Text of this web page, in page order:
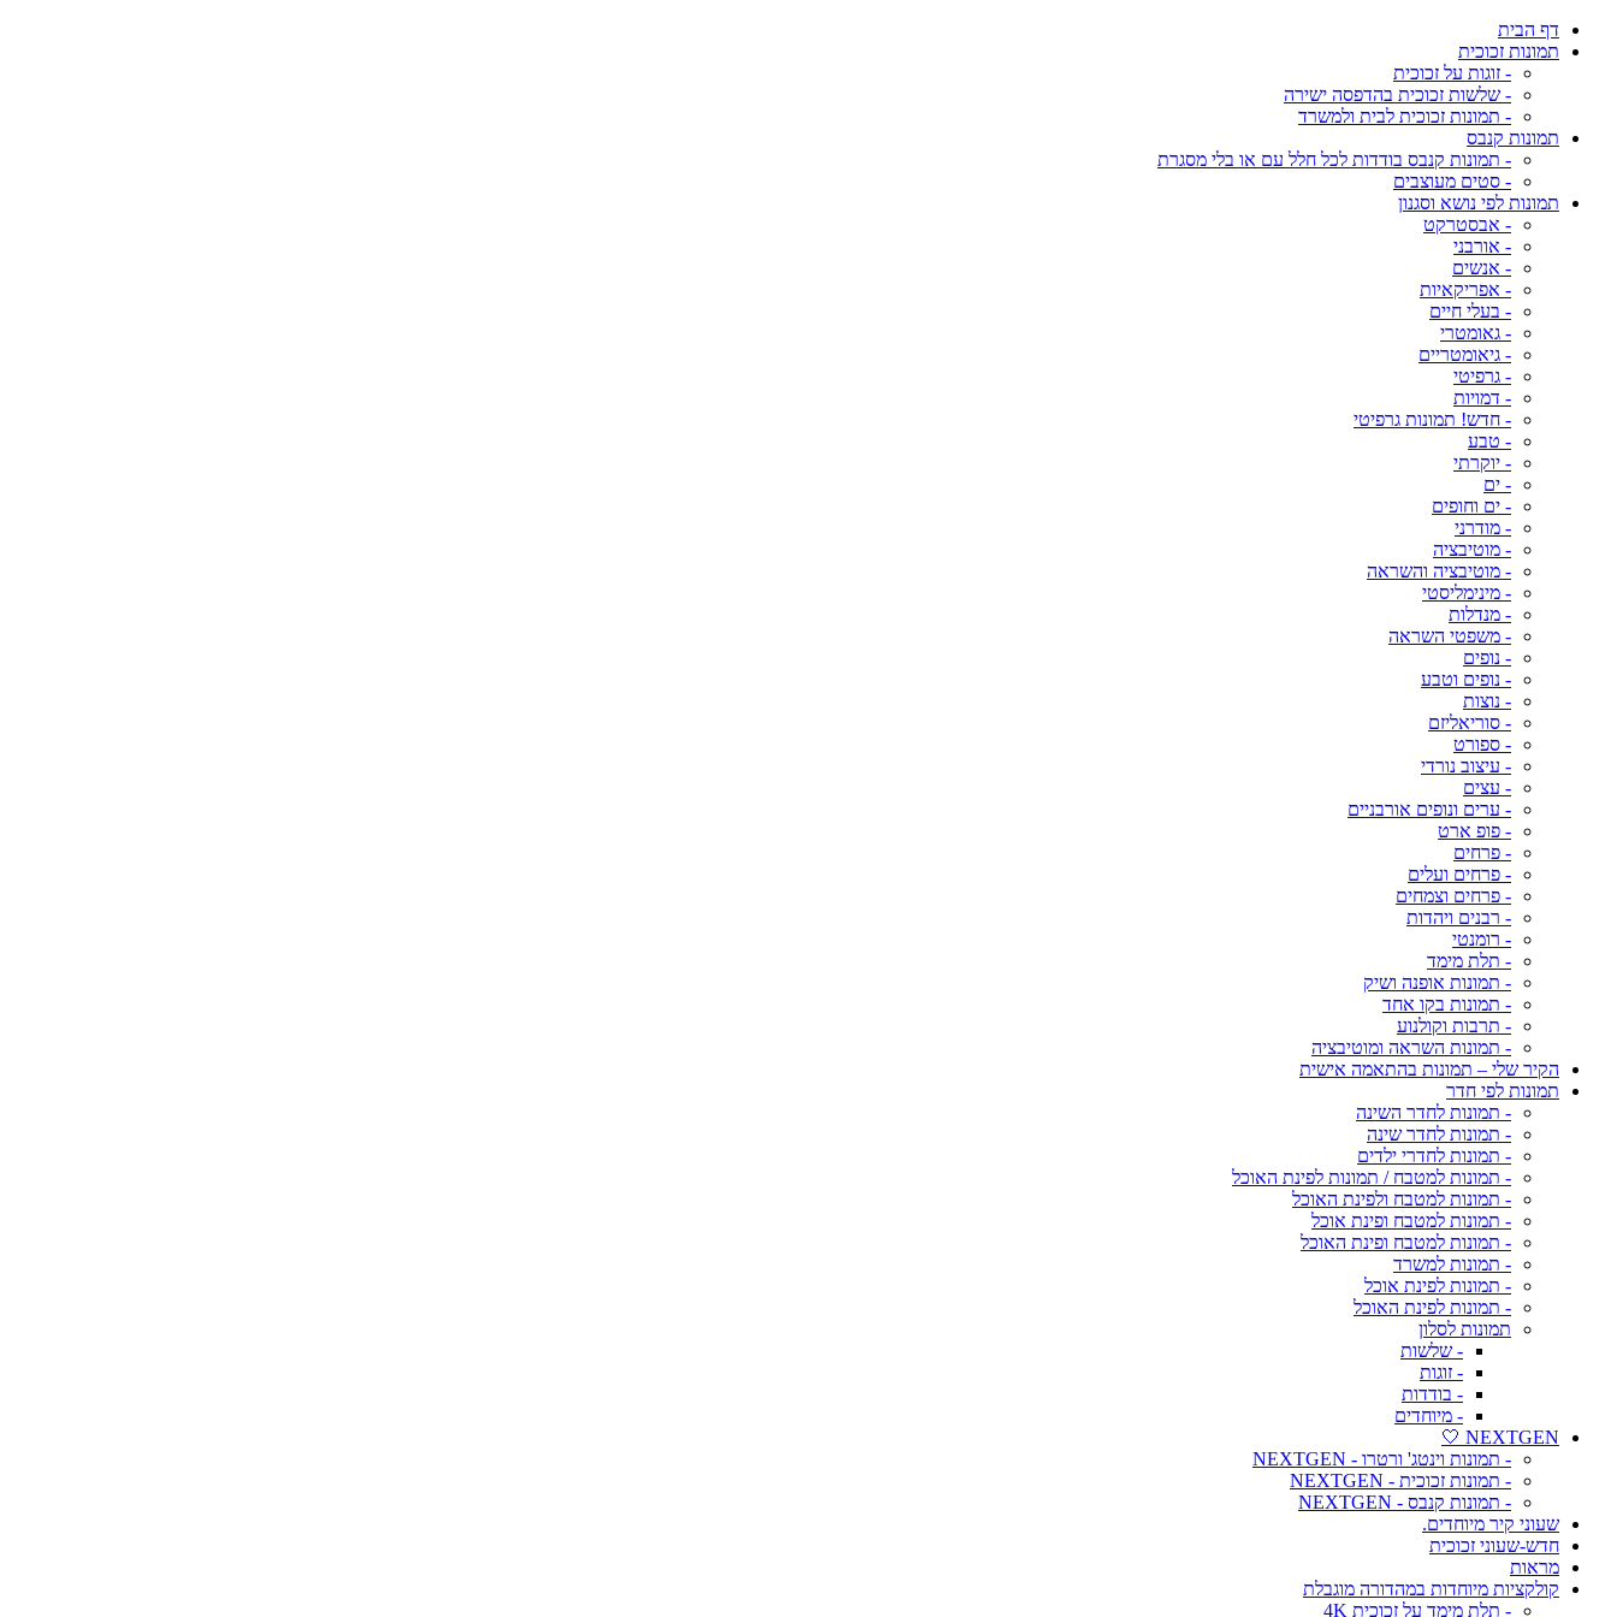
דף הבית
תמונות זכוכית
- זוגות על זכוכית
- שלשות זכוכית בהדפסה ישירה
- תמונות זכוכית לבית ולמשרד
תמונות קנבס
- תמונות קנבס בודדות לכל חלל עם או בלי מסגרת
- סטים מעוצבים
תמונות לפי נושא וסגנון
- אבסטרקט
- אורבני
- אנשים
- אפריקאיות
- בעלי חיים
- גאומטרי
- גיאומטריים
- גרפיטי
- דמויות
- חדש! תמונות גרפיטי
- טבע
- יוקרתי
- ים
- ים וחופים
- מודרני
- מוטיבציה
- מוטיבציה והשראה
- מינימליסטי
- מנדלות
- משפטי השראה
- נופים
- נופים וטבע
- נוצות
- סוריאליזם
- ספורט
- עיצוב נורדי
- עצים
- ערים ונופים אורבניים
- פופ ארט
- פרחים
- פרחים ועלים
- פרחים וצמחים
- רבנים ויהדות
- רומנטי
- תלת מימד
- תמונות אופנה ושיק
- תמונות בקו אחד
- תרבות וקולנוע
- תמונות השראה ומוטיבציה
הקיר שלי – תמונות בהתאמה אישית
תמונות לפי חדר
- תמונות לחדר השינה
- תמונות לחדר שינה
- תמונות לחדרי ילדים
- תמונות למטבח / תמונות לפינת האוכל
- תמונות למטבח ולפינת האוכל
- תמונות למטבח ופינת אוכל
- תמונות למטבח ופינת האוכל
- תמונות למשרד
- תמונות לפינת אוכל
- תמונות לפינת האוכל
תמונות לסלון
- שלשות
- זוגות
- בודדות
- מיוחדים
NEXTGEN 🤍
- תמונות וינטג' ורטרו - NEXTGEN
- תמונות זכוכית - NEXTGEN
- תמונות קנבס - NEXTGEN
שעוני קיר מיוחדים.
חדש-שעוני זכוכית
מראות
קולקציות מיוחדות במהדורה מוגבלת
- תלת מימד על זכוכית 4K